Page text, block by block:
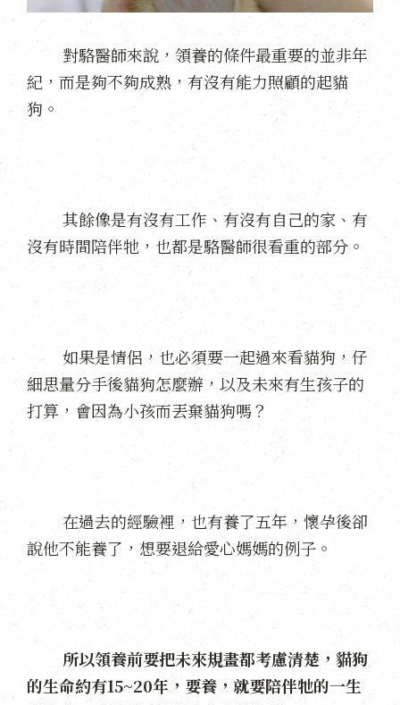
對駱醫師來說，領養的條件最重要的並非年
紀，而是夠不夠成熟，有沒有能力照顧的起貓
狗。
其餘像是有沒有工作、有沒有自己的家、有
沒有時間陪伴牠，也都是駱醫師很看重的部分。
如果是情侶，也必須要一起過來看貓狗，仔
細思量分手後貓狗怎麼辦，以及未來有生孩子的
打算，會因為小孩而丟棄貓狗嗎？
在過去的經驗裡，也有養了五年，懷孕後卻
說他不能養了，想要退給愛心媽媽的例子。
所以領養前要把未來規畫都考慮清楚，貓狗
的生命約有15~20年，要養，就要陪伴牠的一生